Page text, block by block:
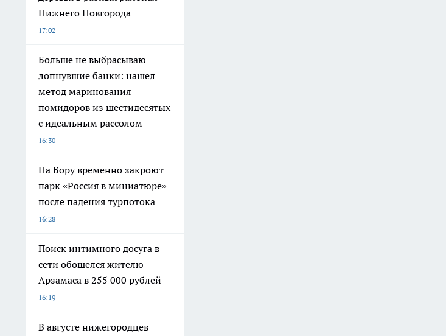
Нижнего Новгорода
17:02
Больше не выбрасываю
лопнувшие банки: нашел
метод маринования
помидоров из шестидесятых
с идеальным рассолом
16:30
На Бору временно закроют
парк «Россия в миниатюре»
после падения турпотока
16:28
Поиск интимного досуга в
сети обошелся жителю
Арзамаса в 255 000 рублей
16:19
В августе нижегородцев